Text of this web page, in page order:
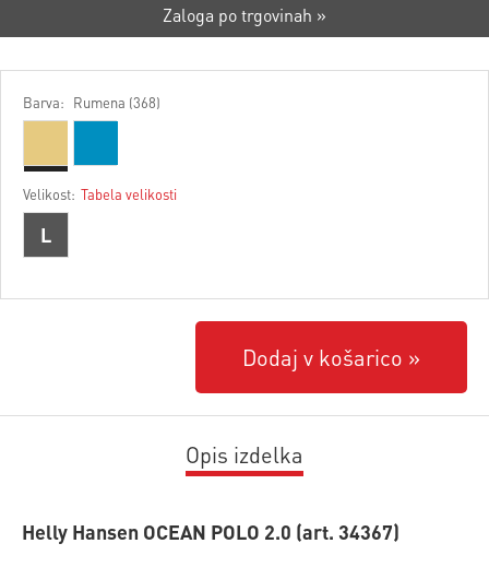
Zaloga po trgovinah »
Barva: Rumena (368)
Velikost: Tabela velikosti
L
Dodaj v košarico
Opis izdelka
Helly Hansen OCEAN POLO 2.0 (art. 34367)